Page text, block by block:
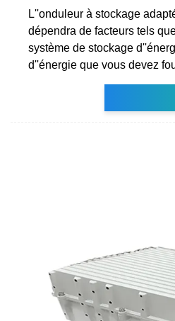
L''onduleur à stockage
dépendra de facteurs tels
système de stockage
d''énergie que vous devez